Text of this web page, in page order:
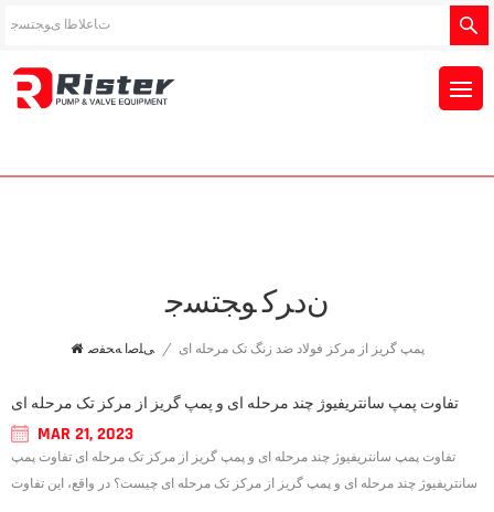
ﻥﺩﺮﮐ ﻮﺠﺘﺴﺟ
ﯽﻠﺻﺍ ﻪﺤﻔﺻ / پمپ گریز از مرکز فولاد ضد زنگ تک مرحله ای
تفاوت پمپ سانتریفیوژ چند مرحله ای و پمپ گریز از مرکز تک مرحله ای
MAR 21, 2023
تفاوت پمپ سانتریفیوژ چند مرحله ای و پمپ گریز از مرکز تک مرحله ای تفاوت پمپ
سانتریفیوژ چند مرحله ای و پمپ گریز از مرکز تک مرحله ای چیست؟ در واقع، این تفاوت